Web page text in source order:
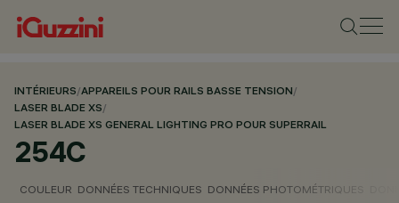
INTÉRIEURS/APPAREILS POUR RAILS BASSE TENSION/
LASER BLADE XS/
LASER BLADE XS GENERAL LIGHTING PRO POUR SUPERRAIL
254C
COULEUR DONNÉES TECHNIQUES DONNÉES PHOTOMÉTRIQUES